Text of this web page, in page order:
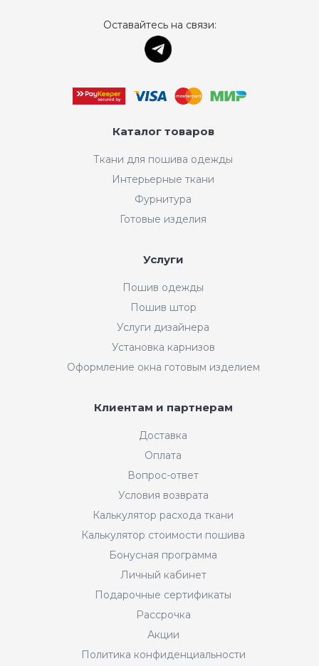
Оставайтесь на связи:
Каталог товаров
Ткани для пошива одежды
Интерьерные ткани
Фурнитура
Готовые изделия
Услуги
Пошив одежды
Пошив штор
Услуги дизайнера
Установка карнизов
Оформление окна готовым изделием
Клиентам и партнерам
Доставка
Оплата
Вопрос-ответ
Условия возврата
Калькулятор расхода ткани
Калькулятор стоимости пошива
Бонусная программа
Личный кабинет
Подарочные сертификаты
Рассрочка
Акции
Политика конфиденциальности